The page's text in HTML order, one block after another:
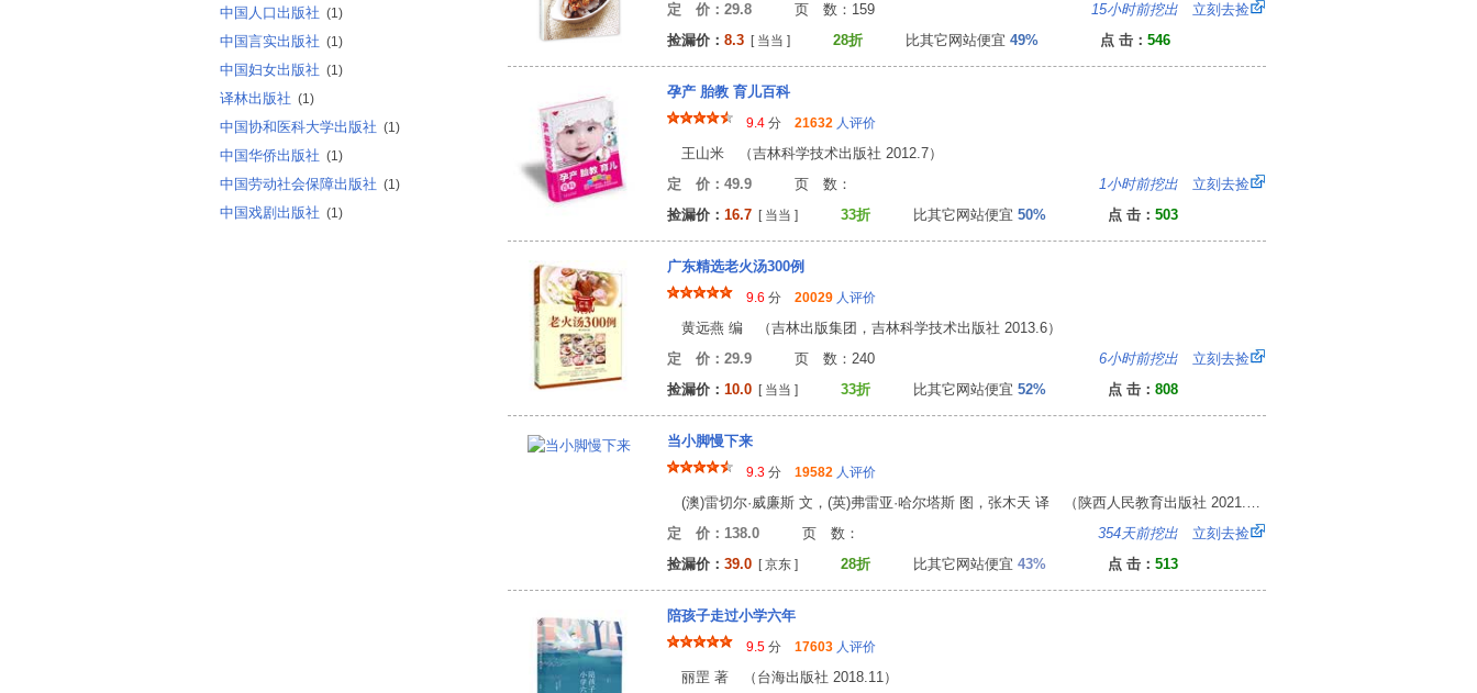
中国人口出版社 (1)
中国言实出版社 (1)
中国妇女出版社 (1)
译林出版社 (1)
中国协和医科大学出版社 (1)
中国华侨出版社 (1)
中国劳动社会保障出版社 (1)
中国戏剧出版社 (1)
定 价：29.8 页 数：159 15小时前挖出 立刻去捡
捡漏价： 8.3 [ 当当 ] 28折 比其它网站便宜 49% 点 击： 546
孕产 胎教 育儿百科
9.4 分 21632 人评价
王山米 （吉林科学技术出版社 2012.7）
定 价：49.9 页 数： 1小时前挖出 立刻去捡
捡漏价： 16.7 [ 当当 ] 33折 比其它网站便宜 50% 点 击： 503
广东精选老火汤300例
9.6 分 20029 人评价
黄远燕 编 （吉林出版集团，吉林科学技术出版社 2013.6）
定 价：29.9 页 数：240 6小时前挖出 立刻去捡
捡漏价： 10.0 [ 当当 ] 33折 比其它网站便宜 52% 点 击： 808
当小脚慢下来
9.3 分 19582 人评价
(澳)雷切尔·威廉斯 文，(英)弗雷亚·哈尔塔斯 图，张木天 译 （陕西人民教育出版社 2021.7）
定 价：138.0 页 数： 354天前挖出 立刻去捡
捡漏价： 39.0 [ 京东 ] 28折 比其它网站便宜 43% 点 击： 513
陪孩子走过小学六年
9.5 分 17603 人评价
丽罡 著 （台海出版社 2018.11）